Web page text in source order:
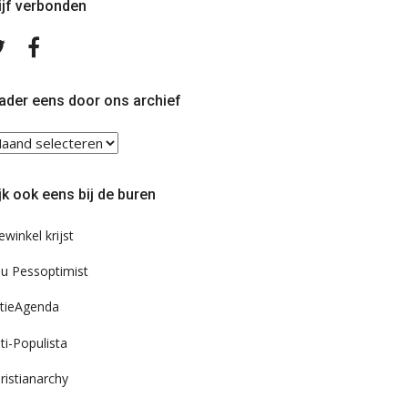
verbonden
Volg
TwitterFacebook
eens door ons archief
ook eens bij de buren
krijst
Pessoptimist
Populista